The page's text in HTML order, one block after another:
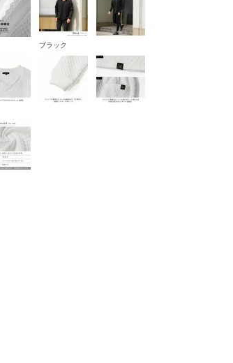
ブラック